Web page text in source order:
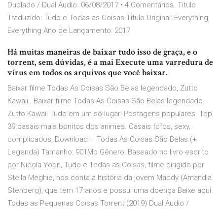
Dublado / Dual Áudio. 06/08/2017 • 4 Comentários. Titulo
Traduzido: Tudo e Todas as Coisas Titulo Original: Everything,
Everything Ano de Lançamento: 2017
Há muitas maneiras de baixar tudo isso de graça, e o
torrent, sem dúvidas, é a mai Execute uma varredura de
vírus em todos os arquivos que você baixar.
Baixar filme Todas As Coisas São Belas legendado, Zutto
Kawaii , Baixar filme Todas As Coisas São Belas legendado.
Zutto Kawaii Tudo em um só lugar! Postagens populares. Top
39 casais mais bonitos dos animes. Casais fofos, sexy,
complicados, Download – Todas As Coisas São Belas (+
Legenda) Tamanho: 901Mb Gênero: Baseado no livro escrito
por Nicola Yoon, Tudo e Todas as Coisas, filme dirigido por
Stella Meghie, nos conta a história da jovem Maddy (Amandla
Stenberg), que tem 17 anos e possui uma doença Baixe aqui
Todas as Pequenas Coisas Torrent (2019) Dual Áudio /